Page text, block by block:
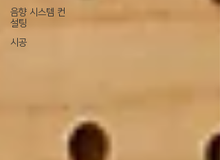
음향 시스템 컨
설팅
시공